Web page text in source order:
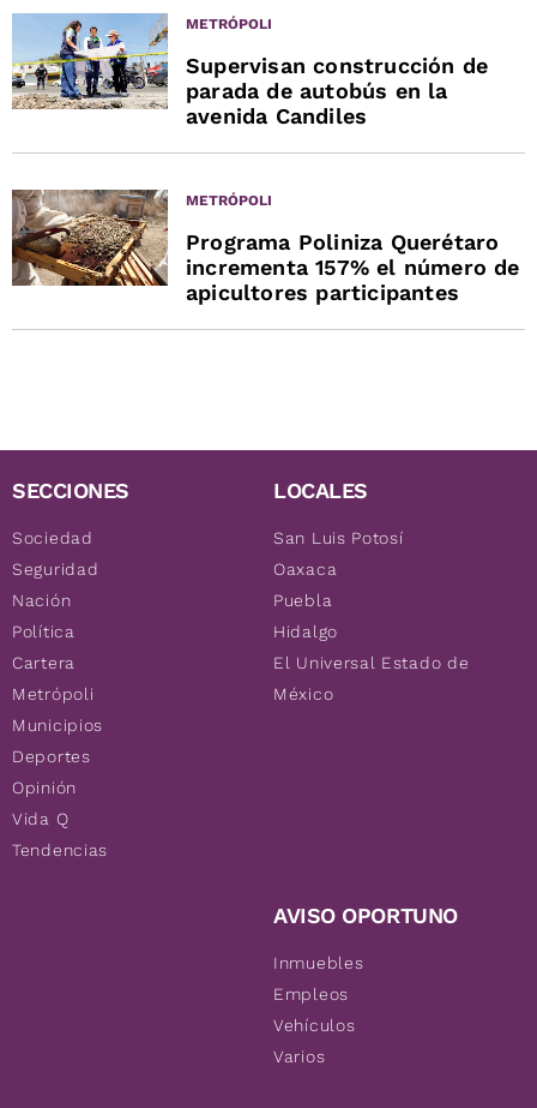
METRÓPOLI
Supervisan construcción de
parada de autobús en la
avenida Candiles
METRÓPOLI
Programa Poliniza Querétaro
incrementa 157% el número de
apicultores participantes
SECCIONES
Sociedad
Seguridad
Nación
Política
Cartera
Metrópoli
Municipios
Deportes
Opinión
Vida Q
Tendencias
LOCALES
San Luis Potosí
Oaxaca
Puebla
Hidalgo
El Universal Estado de
México
AVISO OPORTUNO
Inmuebles
Empleos
Vehículos
Varios